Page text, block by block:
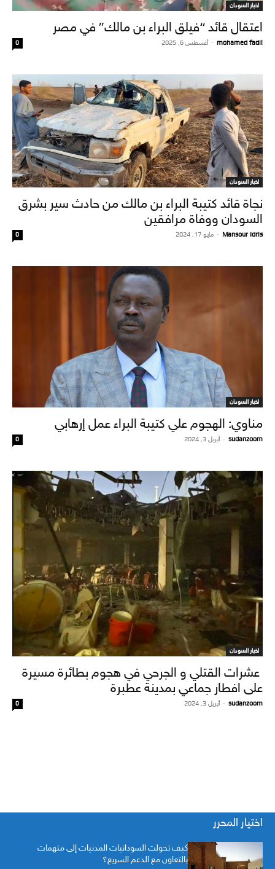
اخبار السودان
اعتقال قائد “فيلق البراء بن مالك” في مصر
mohamed fadil
- أغسطس 6, 2025 0
اخبار السودان
نجاة قائد كتيبة البراء بن مالك من حادث سير بشرق
السودان ووفاة مرافقين
Mansour Idris
- مايو 17, 2024 0
اخبار السودان
مناوي: الهجوم علي كتيبة البراء عمل إرهابي
sudanzoom
- أبريل 3, 2024 0
اخبار السودان
عشرات القتلي و الجرحي في هجوم بطائرة مسيرة
على افطار جماعي بمدينة عطبرة
sudanzoom
- أبريل 3, 2024 0
اختيار المحرر
كيف تحولت السودانيات المدنيات إلى متهمات
بالتعاون مع الدعم السريع؟